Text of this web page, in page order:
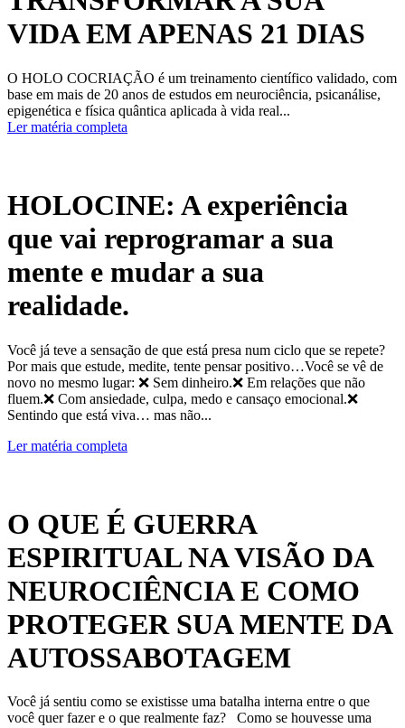
VIDA EM APENAS 21 DIAS
O HOLO COCRIAÇÃO é um treinamento científico validado, com
base em mais de 20 anos de estudos em neurociência, psicanálise,
epigenética e física quântica aplicada à vida real...
Ler matéria completa
HOLOCINE: A experiência
que vai reprogramar a sua
mente e mudar a sua
realidade.
Você já teve a sensação de que está presa num ciclo que se repete?
Por mais que estude, medite, tente pensar positivo…Você se vê de
novo no mesmo lugar: ❌ Sem dinheiro.❌ Em relações que não
fluem.❌ Com ansiedade, culpa, medo e cansaço emocional.❌
Sentindo que está viva… mas não...
Ler matéria completa
O QUE É GUERRA
ESPIRITUAL NA VISÃO DA
NEUROCIÊNCIA E COMO
PROTEGER SUA MENTE DA
AUTOSSABOTAGEM
Você já sentiu como se existisse uma batalha interna entre o que
você quer fazer e o que realmente faz? Como se houvesse uma